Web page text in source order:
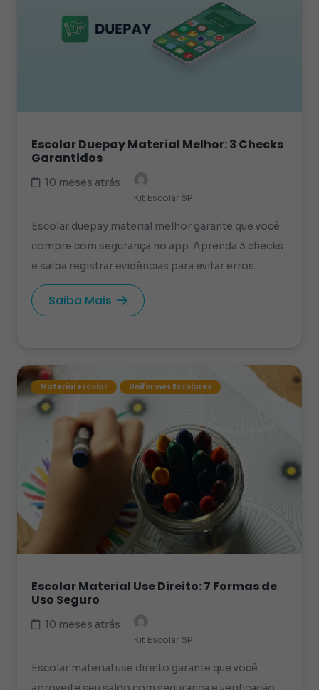
Escolar Duepay Material Melhor: 3 Checks
Garantidos
10 meses atrás
Kit Escolar SP
Escolar duepay material melhor garante que você
compre com segurança no app. Aprenda 3 checks
e saiba registrar evidências para evitar erros.
Saiba Mais
Material escolar Uniformes Escolares
Escolar Material Use Direito: 7 Formas de
Uso Seguro
10 meses atrás
Kit Escolar SP
Escolar material use direito garante que você